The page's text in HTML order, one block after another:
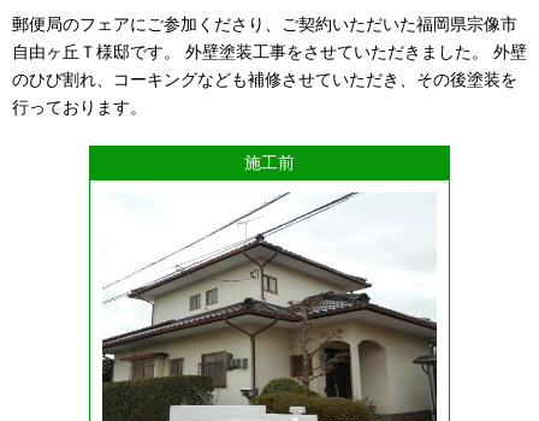
郵便局のフェアにご参加くださり、ご契約いただいた福岡県宗像市
自由ヶ丘Ｔ様邸です。 外壁塗装工事をさせていただきました。 外壁
のひび割れ、コーキングなども補修させていただき、その後塗装を
行っております。
施工前